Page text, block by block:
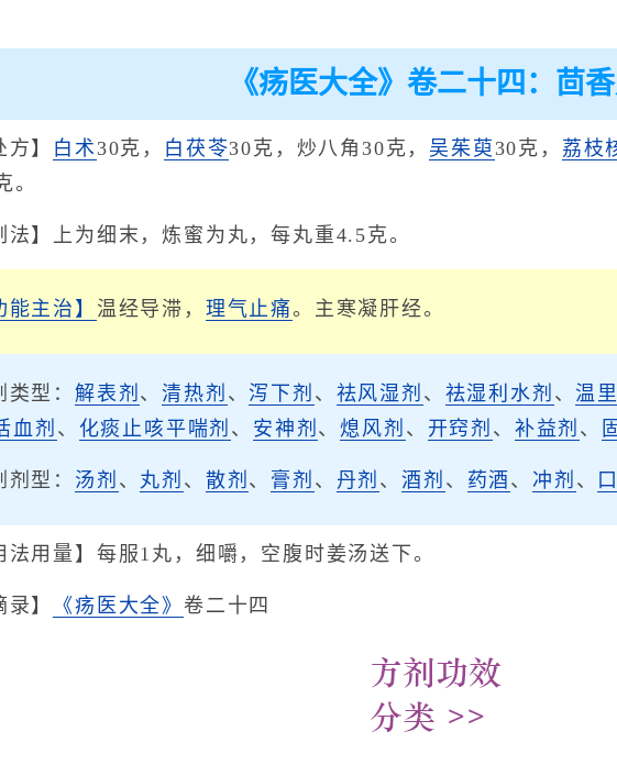
《疡医大全》卷二十四：茴
方】 白术 30克， 白茯苓30克，炒八角30克， 吴茱萸 30克， 荔枝
。
法】上为细末，炼蜜为丸，每丸重4.5克。
能主治】 温经导滞， 理气止痛。主寒凝肝经。
类型： 解表剂 、清热剂 、 泻下剂 、 祛风湿剂 、 祛湿利水剂 、温
血剂 、 化痰止咳平喘剂 、 安神剂 、熄风剂 、 开窍剂 、 补益剂 、
剂型： 汤剂 、 丸剂 、 散剂 、 膏剂 、 丹剂 、酒剂 、 药酒 、 冲剂 、
法用量】每服1丸，细嚼，空腹时姜汤送下。
录】 《疡医大全》卷二十四